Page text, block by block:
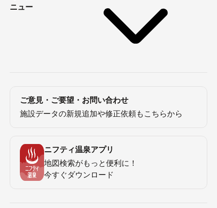
ニュー
ご意見・ご要望・お問い合わせ
施設データの新規追加や修正依頼もこちらから
ニフティ温泉アプリ
地図検索がもっと便利に！
今すぐダウンロード